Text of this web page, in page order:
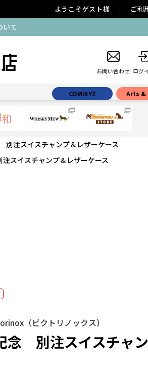
ようこそゲスト様 ご利
いて
お問い合わせ ログ
COMIXYZ Arts &
注スイスチャンプ＆レザーケース
スイスチャンプ＆レザーケース
（ビクトリノックス）
念 別注スイスチャ